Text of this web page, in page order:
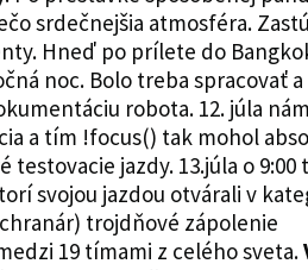
srdečnejšia atmosféra.
Hneď po prílete do
noc. Bolo treba spracovať
robota. 12. júla
a tím !focus() tak mohol
testovacie jazdy. 13.júla o 9:00
svojou jazdou otvárali v
trojdňové zápolenie
19 tímami z celého sveta.